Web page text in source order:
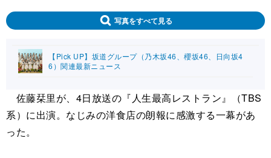
写真をすべて見る
【Pick UP】坂道グループ（乃木坂46、櫻坂46、日向坂4
6）関連最新ニュース
佐藤栞里が、4日放送の『人生最高レストラン』（TBS
系）に出演。なじみの洋食店の朗報に感激する一幕があ
った。